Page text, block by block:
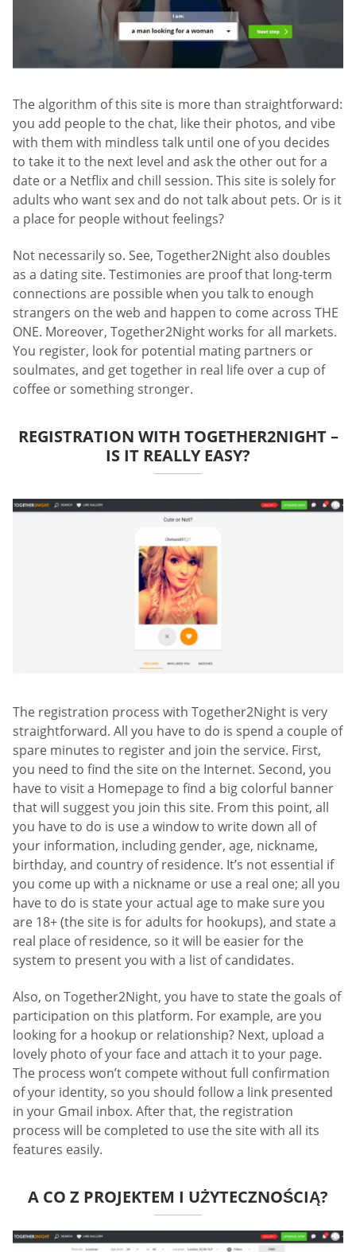
The algorithm of this site is more than straightforward:
you add people to the chat, like their photos, and vibe
with them with mindless talk until one of you decides
to take it to the next level and ask the other out for a
date or a Netflix and chill session. This site is solely for
adults who want sex and do not talk about pets. Or is it
a place for people without feelings?
Not necessarily so. See, Together2Night also doubles
as a dating site. Testimonies are proof that long-term
connections are possible when you talk to enough
strangers on the web and happen to come across THE
ONE. Moreover, Together2Night works for all markets.
You register, look for potential mating partners or
soulmates, and get together in real life over a cup of
coffee or something stronger.
REGISTRATION WITH TOGETHER2NIGHT –
IS IT REALLY EASY?
The registration process with Together2Night is very
straightforward. All you have to do is spend a couple of
spare minutes to register and join the service. First,
you need to find the site on the Internet. Second, you
have to visit a Homepage to find a big colorful banner
that will suggest you join this site. From this point, all
you have to do is use a window to write down all of
your information, including gender, age, nickname,
birthday, and country of residence. It’s not essential if
you come up with a nickname or use a real one; all you
have to do is state your actual age to make sure you
are 18+ (the site is for adults for hookups), and state a
real place of residence, so it will be easier for the
system to present you with a list of candidates.
Also, on Together2Night, you have to state the goals of
participation on this platform. For example, are you
looking for a hookup or relationship? Next, upload a
lovely photo of your face and attach it to your page.
The process won’t compete without full confirmation
of your identity, so you should follow a link presented
in your Gmail inbox. After that, the registration
process will be completed to use the site with all its
features easily.
A CO Z PROJEKTEM I UŻYTECZNOŚCIĄ?